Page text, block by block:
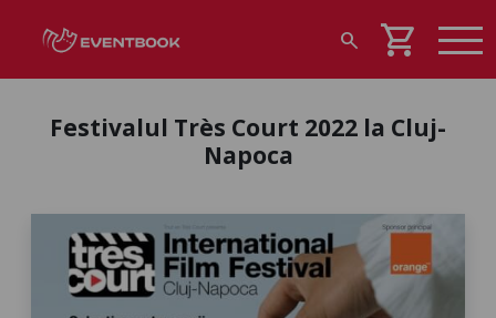
search shopping_cart
Festivalul Très Court 2022 la Cluj-
Napoca